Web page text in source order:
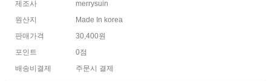
제조사
merrysuin
원산지
Made In korea
판매가격
30,400원
포인트
0점
배송비결제
주문시 결제